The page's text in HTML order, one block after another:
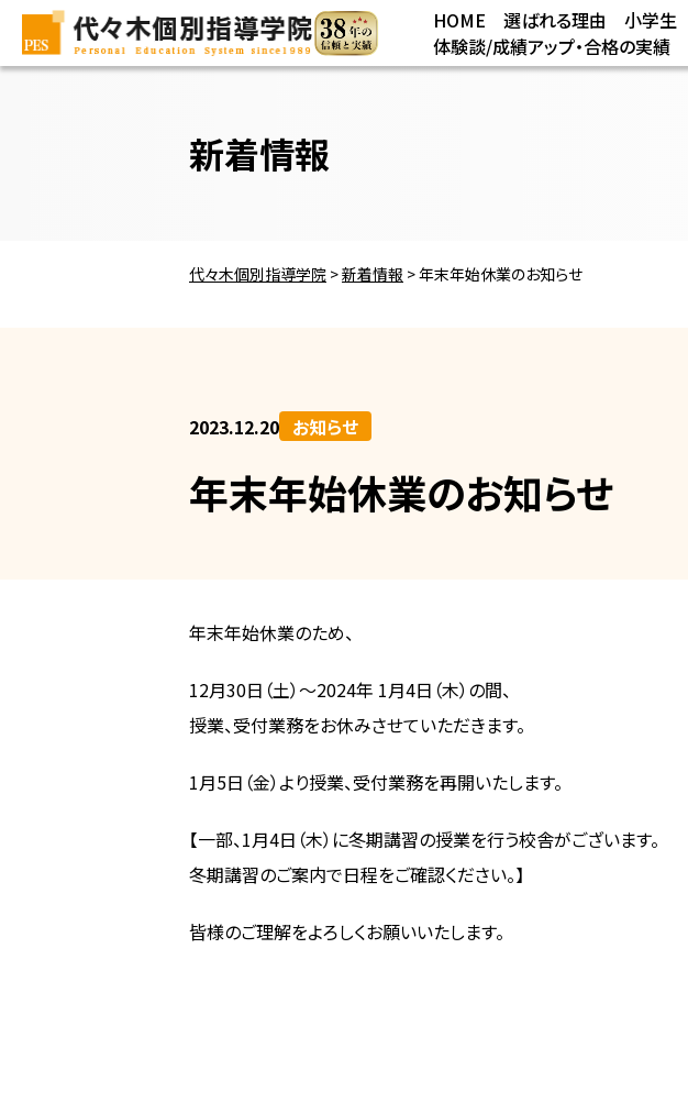
HOME 選ばれる理由 小学生
体験談/成績アップ・合格の実績
新着情報
代々木個別指導学院 >新着情報 >年末年始休業のお知らせ
2023.12.20 お知らせ
年末年始休業のお知らせ
年末年始休業のため、
12月30日（土）～2024年 1月4日（木） の間、
授業、受付業務をお休みさせていただきます。
1月5日（金） より授業、受付業務を再開いたします。
【一部、1月4日（木）に冬期講習の授業を行う校舎がございます。
冬期講習のご案内で日程をご確認ください。】
皆様のご理解をよろしくお願いいたします。